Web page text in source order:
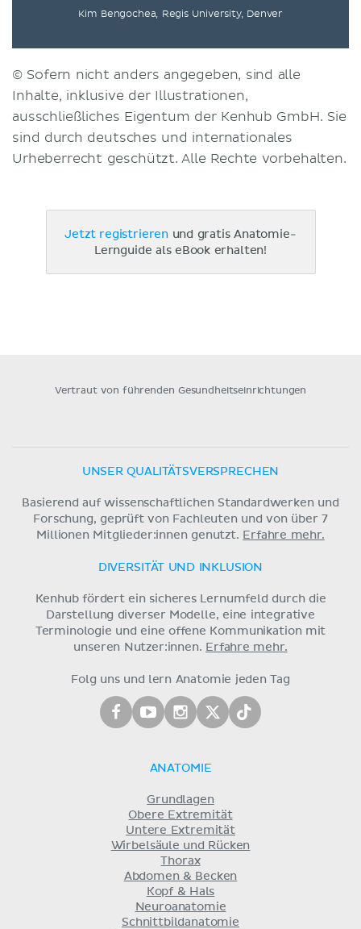
Kim Bengochea, Regis University, Denver
© Sofern nicht anders angegeben, sind alle
Inhalte, inklusive der Illustrationen,
ausschließliches Eigentum der Kenhub GmbH. Sie
sind durch deutsches und internationales
Urheberrecht geschützt. Alle Rechte vorbehalten.
Jetzt registrieren und gratis Anatomie-
Lernguide als eBook erhalten!
Vertraut von führenden Gesundheitseinrichtungen
UNSER QUALITÄTSVERSPRECHEN
Basierend auf wissenschaftlichen Standardwerken und
Forschung, geprüft von Fachleuten und von über 7
Millionen Mitglieder:innen genutzt. Erfahre mehr.
DIVERSITÄT UND INKLUSION
Kenhub fördert ein sicheres Lernumfeld durch die
Darstellung diverser Modelle, eine integrative
Terminologie und eine offene Kommunikation mit
unseren Nutzer:innen. Erfahre mehr.
Folg uns und lern Anatomie jeden Tag
ANATOMIE
Grundlagen
Obere Extremität
Untere Extremität
Wirbelsäule und Rücken
Thorax
Abdomen & Becken
Kopf & Hals
Neuroanatomie
Schnittbildanatomie